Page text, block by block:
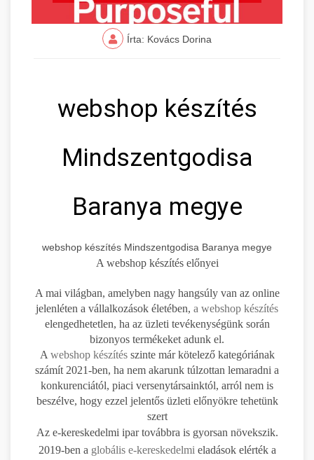
Írta: Kovács Dorina
webshop készítés
Mindszentgodisa
Baranya megye
webshop készítés Mindszentgodisa Baranya megye
A webshop készítés előnyei
A mai világban, amelyben nagy hangsúly van az online
jelenléten a vállalkozások életében, a webshop készítés
elengedhetetlen, ha az üzleti tevékenységünk során
bizonyos termékeket adunk el.
A webshop készítésszinte már kötelező kategóriának
számít 2021-ben, ha nem akarunk túlzottan lemaradni a
konkurenciától, piaci versenytársainktól, arról nem is
beszélve, hogy ezzel jelentős üzleti előnyökre tehetünk
szert
Az e-kereskedelmi ipar továbbra is gyorsan növekszik.
2019-ben a globális e-kereskedelmi eladások elérték a